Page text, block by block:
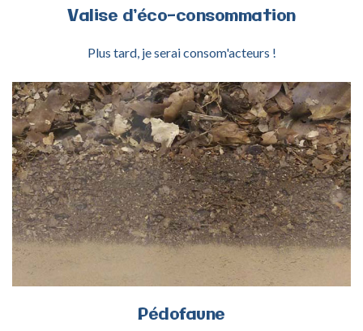
Valise d’éco-consommation
Plus tard, je serai consom'acteurs !
ACTIVITÉ PÉDOFAUNE
Pédofaune